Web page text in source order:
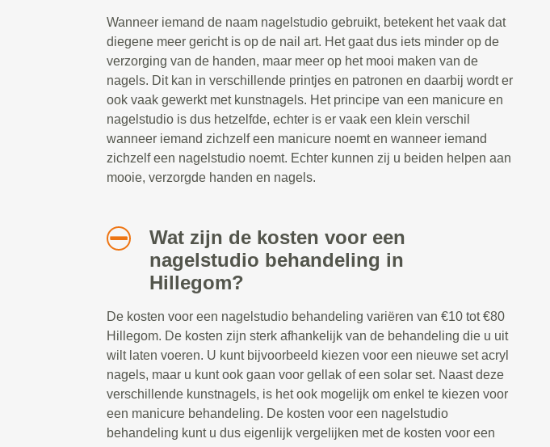
Wanneer iemand de naam nagelstudio gebruikt, betekent het vaak dat
diegene meer gericht is op de nail art. Het gaat dus iets minder op de
verzorging van de handen, maar meer op het mooi maken van de
nagels. Dit kan in verschillende printjes en patronen en daarbij wordt er
ook vaak gewerkt met kunstnagels. Het principe van een manicure en
nagelstudio is dus hetzelfde, echter is er vaak een klein verschil
wanneer iemand zichzelf een manicure noemt en wanneer iemand
zichzelf een nagelstudio noemt. Echter kunnen zij u beiden helpen aan
mooie, verzorgde handen en nagels.
Wat zijn de kosten voor een
nagelstudio behandeling in
Hillegom?
De kosten voor een nagelstudio behandeling variëren van €10 tot €80
Hillegom. De kosten zijn sterk afhankelijk van de behandeling die u uit
wilt laten voeren. U kunt bijvoorbeeld kiezen voor een nieuwe set acryl
nagels, maar u kunt ook gaan voor gellak of een solar set. Naast deze
verschillende kunstnagels, is het ook mogelijk om enkel te kiezen voor
een manicure behandeling. De kosten voor een nagelstudio
behandeling kunt u dus eigenlijk vergelijken met de kosten voor een